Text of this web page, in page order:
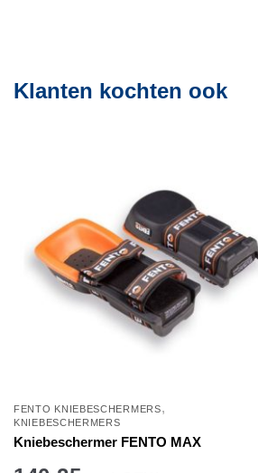
Klanten kochten ook
FENTO KNIEBESCHERMERS,
KNIEBESCHERMERS
Kniebeschermer FENTO MAX